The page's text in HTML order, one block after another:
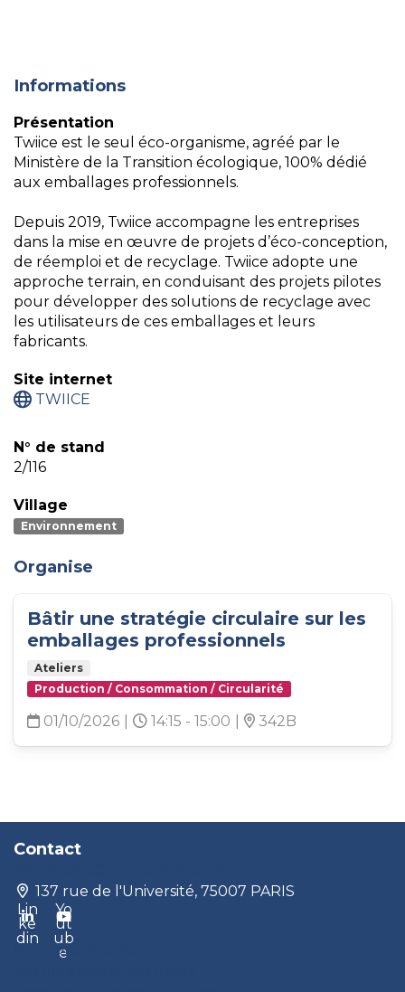
Informations
Présentation
Twiice est le seul éco-organisme, agréé par le
Ministère de la Transition écologique, 100% dédié
aux emballages professionnels.
Depuis 2019, Twiice accompagne les entreprises
dans la mise en œuvre de projets d’éco-conception,
de réemploi et de recyclage. Twiice adopte une
approche terrain, en conduisant des projets pilotes
pour développer des solutions de recyclage avec
les utilisateurs de ces emballages et leurs
fabricants.
Site internet
TWIICE
N° de stand
2/116
Village
Environnement
Organise
Bâtir une stratégie circulaire sur les
emballages professionnels
Ateliers
Production / Consommation / Circularité
01/10/2026 14:15 - 15:00 342B
Contact
137 rue de l'Université, 75007 PARIS
Lin
ke
din
Yo
ut
ub
e
Mentions légales